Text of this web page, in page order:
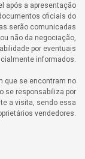
após a apresentação
oficiais do
serão comunicadas
não da negociação,
por eventuais
informados.
que se encontram no
se responsabiliza por
a visita, sendo essa
vendedores.